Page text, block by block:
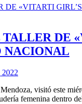
DE
2022
visitó este
femenina dentro